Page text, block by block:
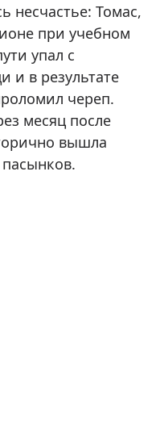
несчастье: Томас,
при учебном
упал с
и в результате
череп.
месяц после
вышла